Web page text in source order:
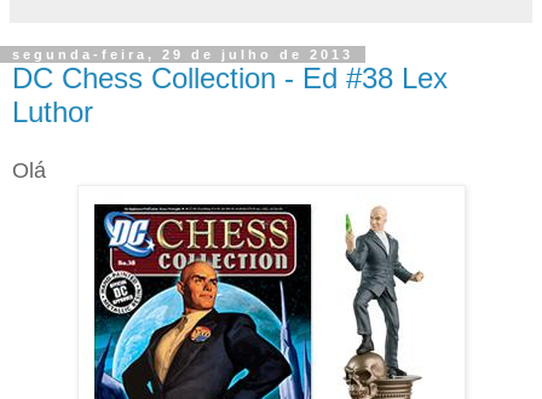
segunda-feira, 29 de julho de 2013
DC Chess Collection - Ed #38 Lex
Luthor
Olá